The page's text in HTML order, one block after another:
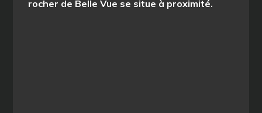
rocher de Belle Vue se situe à proximité.